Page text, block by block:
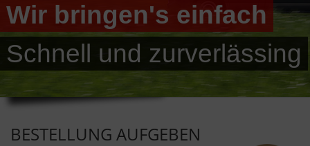
PRESSE
KONTAKT
Große Auswahl
BESTELLUNG AUFGEBEN